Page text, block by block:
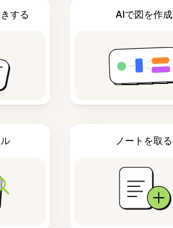
する AIで図を作成
ノートを取る